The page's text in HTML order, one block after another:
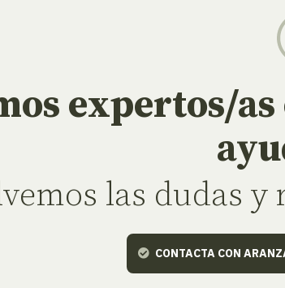
expertos/
las dudas
CONTACTA CON